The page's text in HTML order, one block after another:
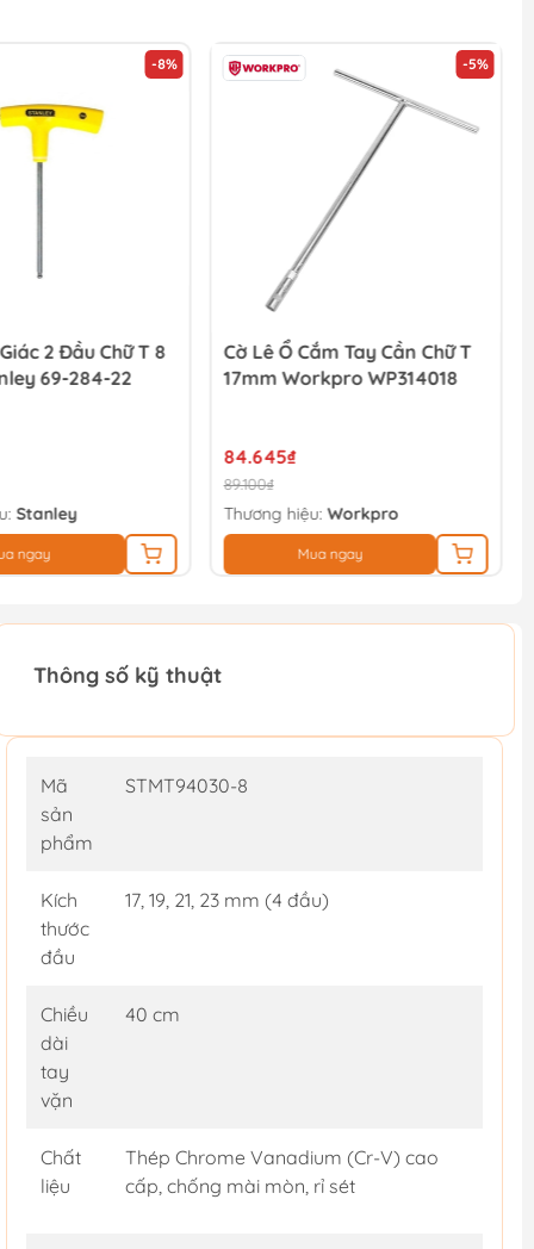
-8%
2 Đầu Chữ T 8
69-284-22
Stanley
ngay
-5%
Cờ Lê Ổ Cắm Tay Cần Chữ T
17mm Workpro WP314018
84.645₫
89.100₫
Thương hiệu:Workpro
Mua ngay
Thông số kỹ thuật
Mã
sản
phẩm
STMT94030-8
Kích
thước
đầu
17, 19, 21, 23 mm (4 đầu)
Chiều
dài
tay
vặn
40 cm
Chất
liệu
Thép Chrome Vanadium (Cr-V) cao
cấp, chống mài mòn, rỉ sét